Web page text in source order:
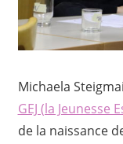
Michaela
GEJ (la Jeunesse
de la naissance